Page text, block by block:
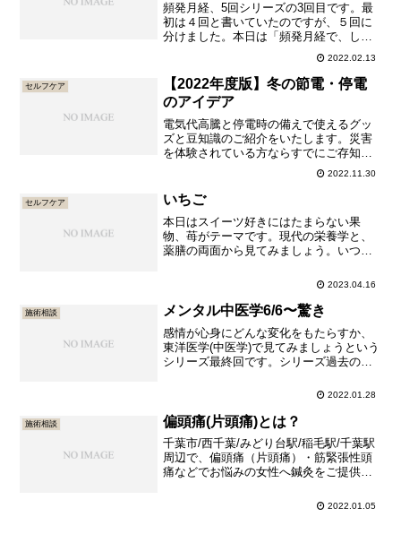
頻発月経、5回シリーズの3回目です。最
初は４回と書いていたのですが、５回に
分けました。本日は「頻発月経で、しか
も便秘で胸がうっすら苦しいです」とい
う、陽盛血熱(ようせいけつねつ)による月
経先期(げっけいせんき)についてです。頻
発月経は、東洋医学でいうところの月経
先期(げっけいせん...
2022.02.13
セルフケア
【2022年度版】冬の節電・停電
のアイデア
電気代高騰と停電時の備えで使えるグッ
ズと豆知識のご紹介をいたします。災害
を体験されている方ならすでにご存知の
ものも多いと思いますが、まとめてみま
した。寒さ対策エアコンを使わなくても
温まるグッズのご紹介です。種類はたく
さんあるので、ご自身でネットで検索さ
れるのがお勧めです。モバイル...
2022.11.30
セルフケア いちご
本日はスイーツ好きにはたまらない果
物、苺がテーマです。現代の栄養学と、
薬膳の両面から見てみましょう。いつも
代の栄養学からみた苺に多く含まれる栄
ついてのブログ投稿でもご紹介した通り
です。苺でも白菜でもサプリメ...
2023.04.16
施術相談 メンタル中医学6/6〜驚き
感情が心身にどんな変化をもたらすか、
東洋医学(中医学)で見てみましょうという
シリーズ最終回です。シリーズ過去の投
1/6〜喜びメンタル中医学2/6〜怒りメン
学4/6〜悲しみメンタル中医学5/6〜恐れ
今回は驚き...
2022.01.28
施術相談 偏頭痛(片頭痛)とは？
千葉市/西千葉/みどり台駅/稲毛駅/千葉駅
周辺で、偏頭痛（片頭痛）・筋緊張性頭
痛などでお悩みの女性へ鍼灸をご提供し
男性の方はご紹介予約のみ承っておりま
2022.01.05